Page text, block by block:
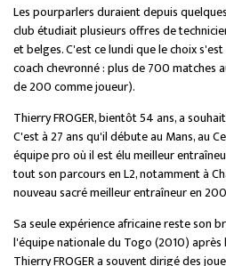
Les pourparlers duraient depuis
club étudiait plusieurs offres de
et belges. C'est ce lundi que le choix
coach chevronné : plus de 700 matches
de 200 comme joueur).
Thierry FROGER, bientôt 54 ans, a
C'est à 27 ans qu'il débute au Mans, au
équipe pro où il est élu meilleur
tout son parcours en L2, notamment à
nouveau sacré meilleur entraîneur en
Sa seule expérience africaine reste son
l'équipe nationale du Togo (2010) après
Thierry FROGER a souvent dirigé des